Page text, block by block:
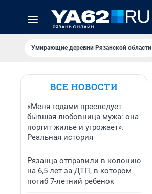
Умирающие деревни Рязанской области
ВСЕ НОВОСТИ
«Меня годами преследует
бывшая любовница мужа: она
портит жилье и угрожает».
Реальная история
Рязанца отправили в колонию
на 6,5 лет за ДТП, в котором
погиб 7-летний ребенок